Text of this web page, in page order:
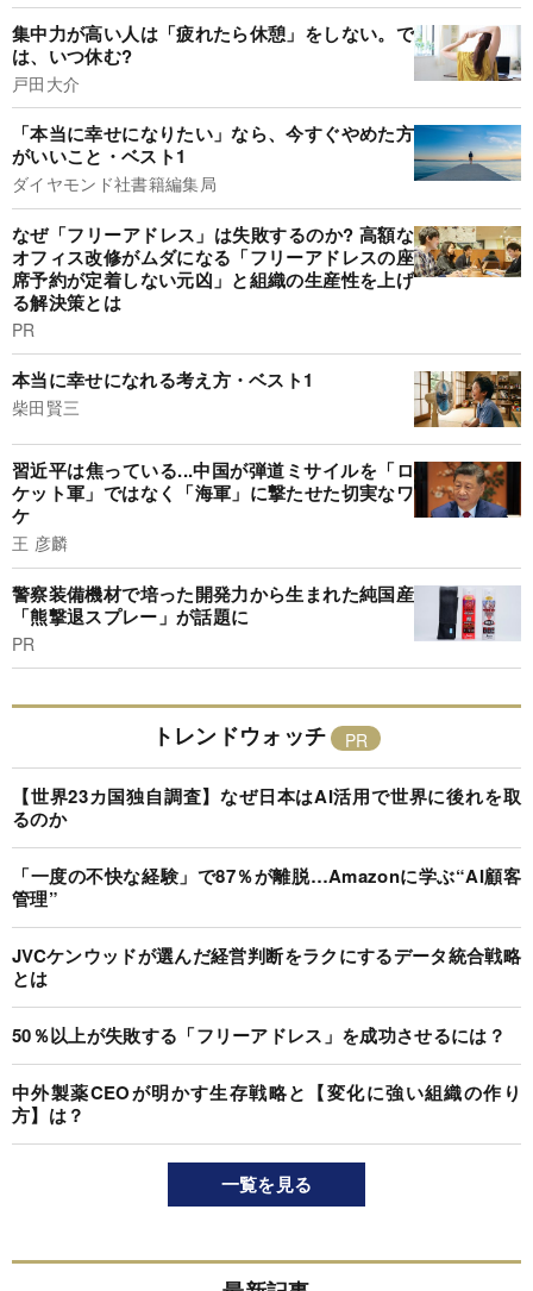
集中力が高い人は「疲れたら休憩」をしない。で
は、いつ休む?
戸田大介
「本当に幸せになりたい」なら、今すぐやめた方
がいいこと・ベスト1
ダイヤモンド社書籍編集局
なぜ「フリーアドレス」は失敗するのか? 高額な
オフィス改修がムダになる「フリーアドレスの座
席予約が定着しない元凶」と組織の生産性を上げ
る解決策とは
PR
本当に幸せになれる考え方・ベスト1
柴田賢三
習近平は焦っている...中国が弾道ミサイルを「ロ
ケット軍」ではなく「海軍」に撃たせた切実なワ
ケ
王 彦麟
警察装備機材で培った開発力から生まれた純国産
「熊撃退スプレー」が話題に
PR
トレンドウォッチ
【世界23カ国独自調査】なぜ日本はAI活用で世界に後れを取
るのか
「一度の不快な経験」で87％が離脱…Amazonに学ぶ“AI顧客
管理”
JVCケンウッドが選んだ経営判断をラクにするデータ統合戦略
とは
50％以上が失敗する「フリーアドレス」を成功させるには？
中外製薬CEOが明かす生存戦略と【変化に強い組織の作り
方】は？
一覧を見る